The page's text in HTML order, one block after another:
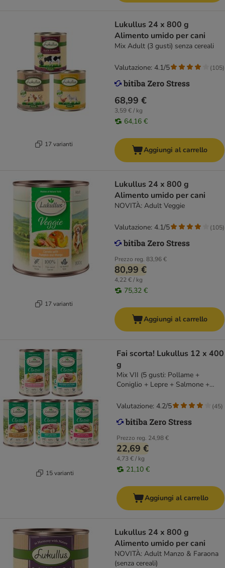
17 varianti
Lukullus 24 x 800 g
Alimento umido per cani
Mix Adult (3 gusti) senza cereali
68,99 €
3,59 € / kg
64,16 €
Valutazione: 4.1/5 (105)
Aggiungi al carrello
17 varianti
Lukullus 24 x 800 g
Alimento umido per cani
NOVITÀ: Adult Veggie
Prezzo reg. 83,96 €
80,99 €
4,22 € / kg
75,32 €
Valutazione: 4.1/5 (105)
Aggiungi al carrello
15 varianti
Fai scorta! Lukullus 12 x 400
g
Mix VII (5 gusti: Pollame +
Coniglio + Lepre + Salmone +
Prezzo reg. 24,98 €
22,69 €
4,73 € / kg
21,10 €
Valutazione: 4.2/5 (45)
Aggiungi al carrello
Lukullus 24 x 800 g
Alimento umido per cani
NOVITÀ: Adult Manzo & Faraona
(senza cereali)